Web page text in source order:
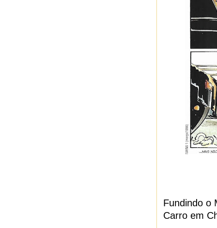
Fundindo o
Carro em